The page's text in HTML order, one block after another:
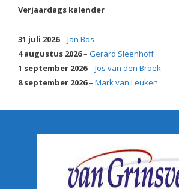
Verjaardags kalender
31 juli 2026– Jan Bos
4 augustus 2026– Gerard Sleenhoff
1 september 2026– Jos van den Broek
8 september 2026– Mark van Leuken